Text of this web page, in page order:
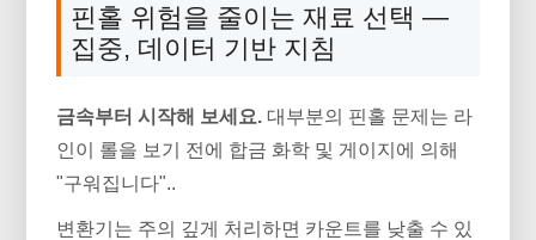
핀홀 위험을 줄이는 재료 선택 —
집중, 데이터 기반 지침
금속부터 시작해 보세요. 대부분의 핀홀 문제는 라
인이 롤을 보기 전에 합금 화학 및 게이지에 의해
"구워집니다"..
변환기는 주의 깊게 처리하면 카운트를 낮출 수 있